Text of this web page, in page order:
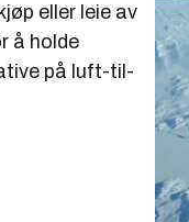
eller leie av
å holde
på luft-til-